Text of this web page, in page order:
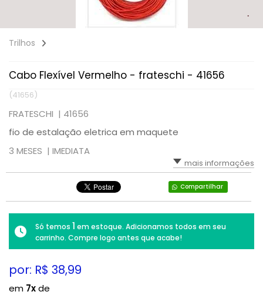
Trilhos
Cabo Flexível Vermelho - frateschi - 41656
(41656)
FRATESCHI | 41656
fio de estalação eletrica em maquete
3 MESES | IMEDIATA
mais informações
Compartilhar
Só temos 1 em estoque. Adicionamos todos em seu
carrinho. Compre logo antes que acabe!
por: R$ 38,99
em 7xde